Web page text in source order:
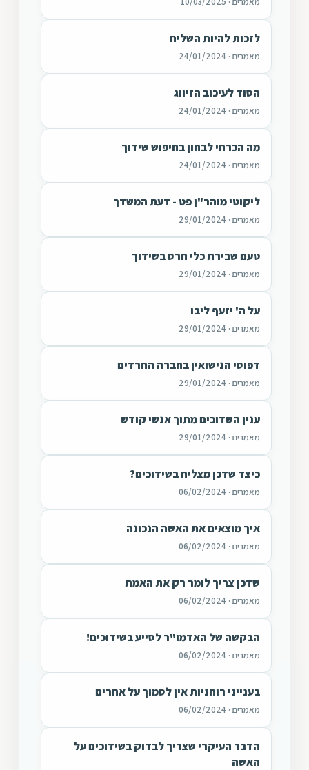
לזכות להיות השליח
מאמרים · 24/01/2024
הסוד לעיכוב הזיווג
מאמרים · 24/01/2024
מה הכרחי לבחון בחיפוש שידוך
מאמרים · 24/01/2024
ליקוטי מוהר"ן פט - דעת המשדך
מאמרים · 29/01/2024
טעם שבירת כלי חרס בשידוך
מאמרים · 29/01/2024
על ה' יזעף ליבו
מאמרים · 29/01/2024
דפוסי הנישואין בחברה החרדים
מאמרים · 29/01/2024
ענין השדוכים מתוך אנשי קודש
מאמרים · 29/01/2024
כיצד שדכן מצליח בשידוכים?
מאמרים · 06/02/2024
איך מוצאים את האשה הנכונה
מאמרים · 06/02/2024
שדכן צריך לומר רק את האמת
מאמרים · 06/02/2024
הבקשה של האדמו"ר לסייע בשידוכים!
מאמרים · 06/02/2024
בענייני רוחניות אין לסמוך על אחרים
מאמרים · 06/02/2024
הדבר העיקרי שצריך לבדוק בשידוכים על
האשה